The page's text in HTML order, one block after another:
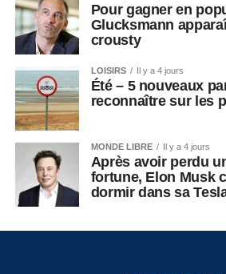
Pour gagner en
Glucksmann
crousty
LOISIRS Il y a 4 jours
Été – 5 nouveaux
reconnaître sur les
MONDE LIBRE Il y a 4 jours
Après avoir perdu
fortune, Elon Musk
dormir dans sa